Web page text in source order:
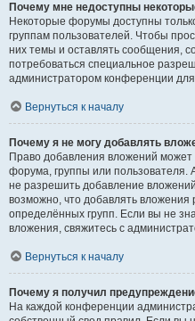
Почему мне недоступны
Некоторые форумы доступны
группам пользователей. Чтобы
них темы и оставлять сообщения,
потребоваться специальное
администратором конференции
Вернуться к началу
Почему я не могу добавлять
Право добавления вложений
форума, группы или
не разрешить добавление
возможно, что добавлять
определённых групп. Если вы не
вложения, свяжитесь с
Вернуться к началу
Почему я получил
На каждой конференции